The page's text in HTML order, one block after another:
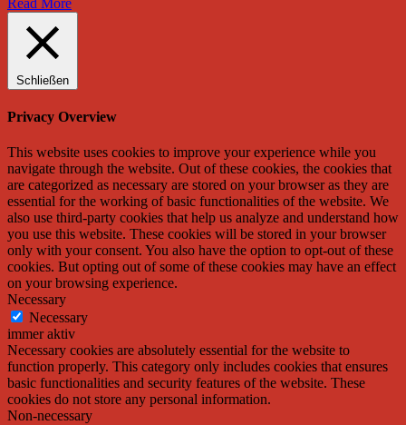
Schließen
Privacy Overview
This website uses cookies to improve your experience while you
navigate through the website. Out of these cookies, the cookies that
are categorized as necessary are stored on your browser as they are
essential for the working of basic functionalities of the website. We
also use third-party cookies that help us analyze and understand how
you use this website. These cookies will be stored in your browser
only with your consent. You also have the option to opt-out of these
cookies. But opting out of some of these cookies may have an effect
on your browsing experience.
Necessary
Necessary
immer aktiv
Necessary cookies are absolutely essential for the website to
function properly. This category only includes cookies that ensures
basic functionalities and security features of the website. These
cookies do not store any personal information.
Non-necessary